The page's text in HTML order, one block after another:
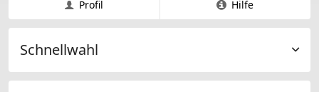
Profil Hilfe
Schnellwahl